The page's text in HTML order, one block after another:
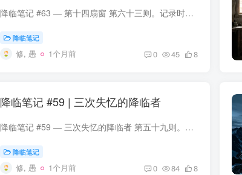
降临笔记 #63 — 第十四扇窗 第六十三则。记录时间：降临纪元第七年，露月二十一日，未时。记录者：叶岑，独立降临者，拉古拉古边界地带自由档案员。身边设备：基础维度锚（信号正常）、个人速...
降临笔记
修, 愚 1个月前 0 45 8
降临笔记 #59 | 三次失忆的降临者
降临笔记 #59 — 三次失忆的降临者 第五十九则。记录时间：降临纪元第七年，霜月二十一，午时三刻。记录者：叶岑，独立降临者，在拉古拉古的边界地带从事未授权的人事记录工作。身边设备：基础...
降临笔记
修, 愚 1个月前 0 84 8